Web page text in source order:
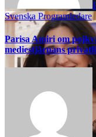
Svenska Programledare
Parisa Amiri om
mediestjärnans